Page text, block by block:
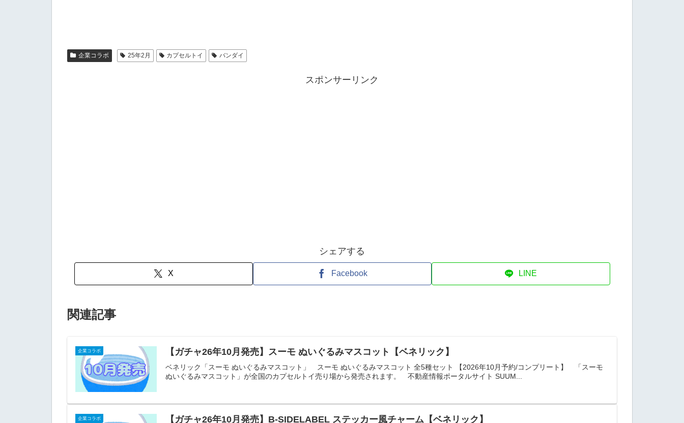
企業コラボ 25年2月 カプセルトイ バンダイ
スポンサーリンク
シェアする
X Facebook LINE
関連記事
企業コラボ 【ガチャ26年10月発売】スーモ ぬいぐるみマスコット【ベネリック】
ベネリック「スーモ ぬいぐるみマスコット」 スーモ ぬいぐるみマスコット 全5種セット 【2026年10月予約/コンプリート】 「スーモ
ぬいぐるみマスコット」が全国のカプセルトイ売り場から発売されます。 不動産情報ポータルサイト SUUM...
企業コラボ 【ガチャ26年10月発売】B-SIDELABEL ステッカー風チャーム【ベネリック】